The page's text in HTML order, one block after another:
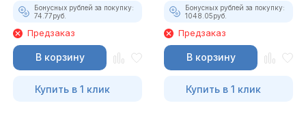
Бонусных рублей за покупку:
74.77руб.
Предзаказ
В корзину
Купить в 1 клик
Бонусных рублей за покупку:
1048.05руб.
Предзаказ
В корзину
Купить в 1 клик